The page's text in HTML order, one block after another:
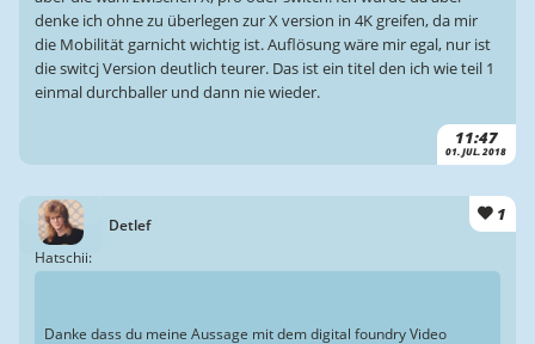
11:47
01. JUL. 2018
denke ich ohne zu überlegen zur X version in 4K greifen, da mir
die Mobilität garnicht wichtig ist. Auflösung wäre mir egal, nur ist
die switcj Version deutlich teurer. Das ist ein titel den ich wie teil 1
einmal durchballer und dann nie wieder.
Detlef
1
Hatschii:
Danke dass du meine Aussage mit dem digital foundry Video